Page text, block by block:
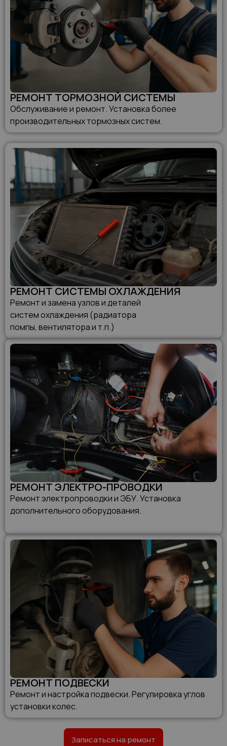
РЕМОНТ ТОРМОЗНОЙ СИСТЕМЫ
Обслуживание и ремонт. Установка более
производительных тормозных систем.
РЕМОНТ СИСТЕМЫ ОХЛАЖДЕНИЯ
Ремонт и замена узлов и деталей
систем охлаждения (радиатора
помпы, вентилятора и т.п.)
РЕМОНТ ЭЛЕКТРО-ПРОВОДКИ
Ремонт электропроводки и ЭБУ. Установка
дополнительного оборудования.
РЕМОНТ ПОДВЕСКИ
Ремонт и настройка подвески. Регулировка углов
установки колес.
Записаться на ремонт